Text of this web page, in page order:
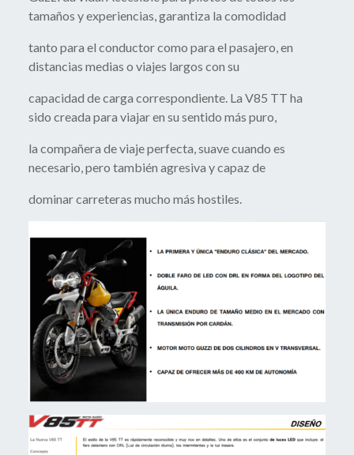
tamaños y experiencias, garantiza la comodidad
tanto para el conductor como para el pasajero, en
distancias medias o viajes largos con su
capacidad de carga correspondiente. La V85 TT ha
sido creada para viajar en su sentido más puro,
la compañera de viaje perfecta, suave cuando es
necesario, pero también agresiva y capaz de
dominar carreteras mucho más hostiles.